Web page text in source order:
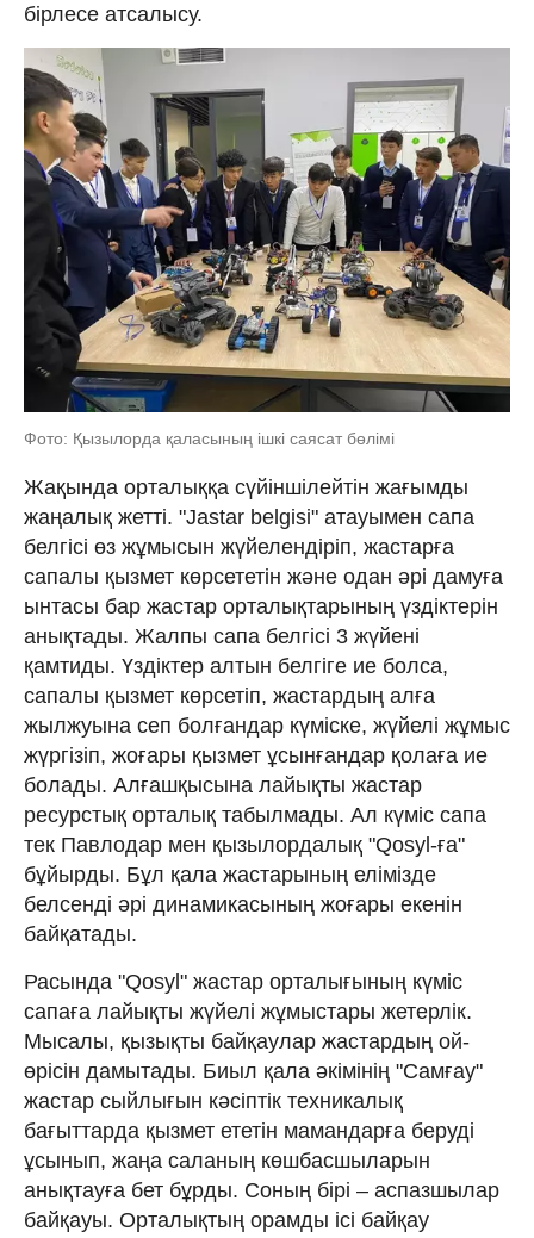
бірлесе атсалысу.
Фото: Қызылорда қаласының ішкі саясат бөлімі
Жақында орталыққа сүйіншілейтін жағымды
жаңалық жетті. "Jastar belgisi" атауымен сапа
белгісі өз жұмысын жүйелендіріп, жастарға
сапалы қызмет көрсететін және одан әрі дамуға
ынтасы бар жастар орталықтарының үздіктерін
анықтады. Жалпы сапа белгісі 3 жүйені
қамтиды. Үздіктер алтын белгіге ие болса,
сапалы қызмет көрсетіп, жастардың алға
жылжуына сеп болғандар күміске, жүйелі жұмыс
жүргізіп, жоғары қызмет ұсынғандар қолаға ие
болады. Алғашқысына лайықты жастар
ресурстық орталық табылмады. Ал күміс сапа
тек Павлодар мен қызылордалық "Qosyl-ға"
бұйырды. Бұл қала жастарының елімізде
белсенді әрі динамикасының жоғары екенін
байқатады.
Расында "Qosyl" жастар орталығының күміс
сапаға лайықты жүйелі жұмыстары жетерлік.
Мысалы, қызықты байқаулар жастардың ой-
өрісін дамытады. Биыл қала әкімінің "Самғау"
жастар сыйлығын кәсіптік техникалық
бағыттарда қызмет ететін мамандарға беруді
ұсынып, жаңа саланың көшбасшыларын
анықтауға бет бұрды. Соның бірі – аспазшылар
байқауы. Орталықтың орамды ісі байқау